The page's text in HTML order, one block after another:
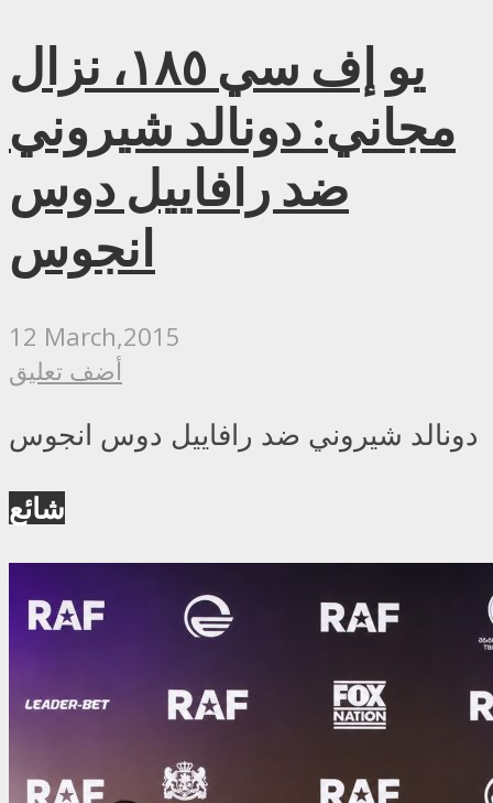
يو إف سي ١٨٥، نزال
مجاني: دونالد شيروني
ضد رافاييل دوس
انجوس
12 March,2015
أضف تعليق
دونالد شيروني ضد رافاييل دوس انجوس
شائع